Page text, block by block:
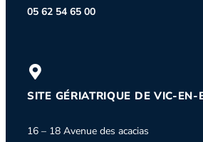
05 62 54 65 00
SITE GÉRIATRIQUE DE VIC-EN-
16 – 18 Avenue des acacias